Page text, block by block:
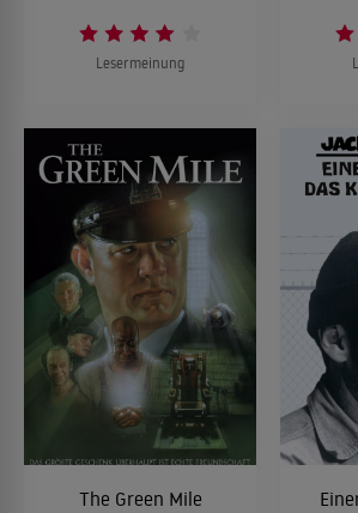
Lesermeinung
The Green Mile